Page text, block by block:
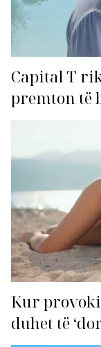
Capital T
premton të
Kur
duhet të